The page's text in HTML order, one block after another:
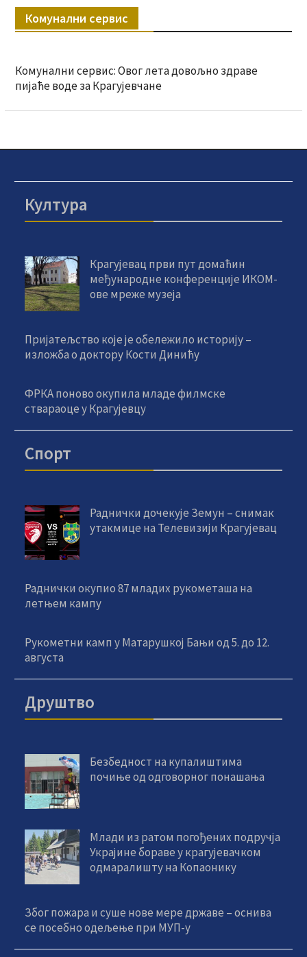
Комунални сервис
Комунални сервис: Овог лета довољно здраве
пијаће воде за Крагујевчане
Култура
Крагујевац први пут домаћин
међународне конференције ИКОМ-
ове мреже музеја
Пријатељство које је обележило историју –
изложба о доктору Кости Динићу
ФРКА поново окупила младе филмске
ствараоце у Крагујевцу
Спорт
Раднички дочекује Земун – снимак
утакмице на Телевизији Крагујевац
Раднички окупио 87 младих рукометаша на
летњем кампу
Рукометни камп у Матарушкој Бањи од 5. до 12.
августа
Друштво
Безбедност на купалиштима
почиње од одговорног понашања
Млади из ратом погођених подручја
Украјине бораве у крагујевачком
одмаралишту на Копаонику
Због пожара и суше нове мере државе – оснива
се посебно одељење при МУП-у